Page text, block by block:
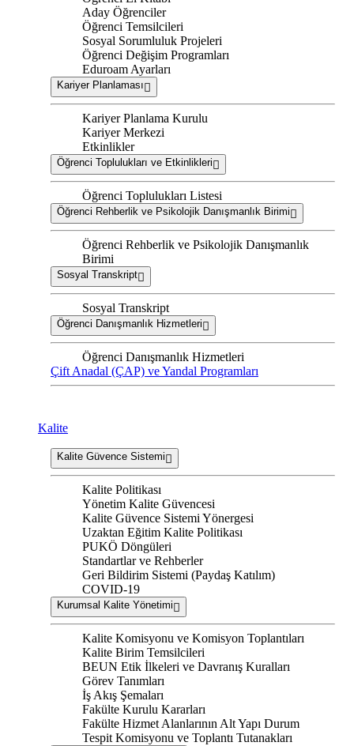
Aday Öğrenciler
Öğrenci Temsilcileri
Sosyal Sorumluluk Projeleri
Öğrenci Değişim Programları
Eduroam Ayarları
Kariyer Planlaması
Kariyer Planlama Kurulu
Kariyer Merkezi
Etkinlikler
Öğrenci Toplulukları ve Etkinlikleri
Öğrenci Toplulukları Listesi
Öğrenci Rehberlik ve Psikolojik Danışmanlık Birimi
Öğrenci Rehberlik ve Psikolojik Danışmanlık
Birimi
Sosyal Transkript
Sosyal Transkript
Öğrenci Danışmanlık Hizmetleri
Öğrenci Danışmanlık Hizmetleri
Çift Anadal (ÇAP) ve Yandal Programları
Kalite
Kalite Güvence Sistemi
Kalite Politikası
Yönetim Kalite Güvencesi
Kalite Güvence Sistemi Yönergesi
Uzaktan Eğitim Kalite Politikası
PUKÖ Döngüleri
Standartlar ve Rehberler
Geri Bildirim Sistemi (Paydaş Katılım)
COVID-19
Kurumsal Kalite Yönetimi
Kalite Komisyonu ve Komisyon Toplantıları
Kalite Birim Temsilcileri
BEUN Etik İlkeleri ve Davranış Kuralları
Görev Tanımları
İş Akış Şemaları
Fakülte Kurulu Kararları
Fakülte Hizmet Alanlarının Alt Yapı Durum
Tespit Komisyonu ve Toplantı Tutanakları